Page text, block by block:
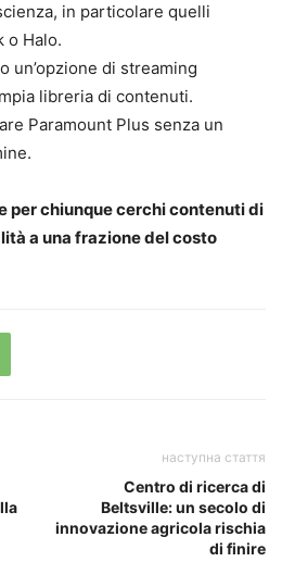
in particolare quelli
o Halo.
un’opzione di streaming
libreria di contenuti.
Paramount Plus senza un
per chiunque cerchi contenuti di
a una frazione del costo
наступна стаття
Centro di ricerca di
Beltsville: un secolo di
innovazione agricola rischia
di finire